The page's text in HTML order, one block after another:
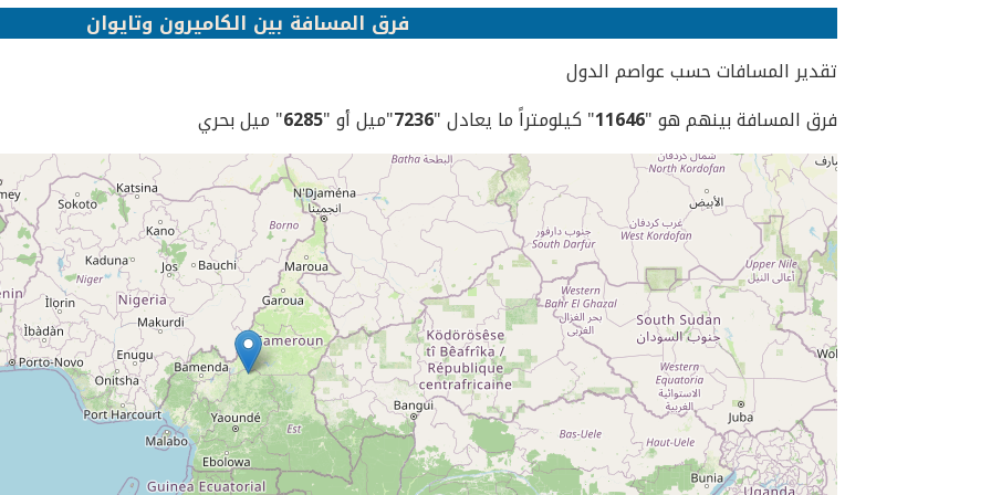
فرق المسافة بين الكاميرون وتايوان
تقدير المسافات حسب عواصم الدول
فرق المسافة بينهم هو "11646" كيلومتراً ما يعادل "7236"ميل أو "6285" ميل بحري